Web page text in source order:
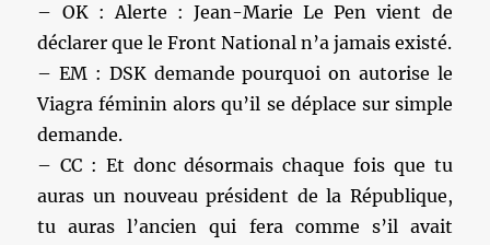
– OK : Alerte : Jean-Marie Le Pen vient de
déclarer que le Front National n’a jamais existé.
– EM : DSK demande pourquoi on autorise le
Viagra féminin alors qu’il se déplace sur simple
demande.
– CC : Et donc désormais chaque fois que tu
auras un nouveau président de la République,
tu auras l’ancien qui fera comme s’il avait